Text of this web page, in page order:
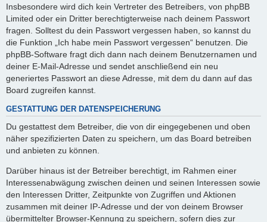
Insbesondere wird dich kein Vertreter des Betreibers, von phpBB
Limited oder ein Dritter berechtigterweise nach deinem Passwort
fragen. Solltest du dein Passwort vergessen haben, so kannst du
die Funktion „Ich habe mein Passwort vergessen“ benutzen. Die
phpBB-Software fragt dich dann nach deinem Benutzernamen und
deiner E-Mail-Adresse und sendet anschließend ein neu
generiertes Passwort an diese Adresse, mit dem du dann auf das
Board zugreifen kannst.
GESTATTUNG DER DATENSPEICHERUNG
Du gestattest dem Betreiber, die von dir eingegebenen und oben
näher spezifizierten Daten zu speichern, um das Board betreiben
und anbieten zu können.
Darüber hinaus ist der Betreiber berechtigt, im Rahmen einer
Interessenabwägung zwischen deinen und seinen Interessen sowie
den Interessen Dritter, Zeitpunkte von Zugriffen und Aktionen
zusammen mit deiner IP-Adresse und der von deinem Browser
übermittelter Browser-Kennung zu speichern, sofern dies zur